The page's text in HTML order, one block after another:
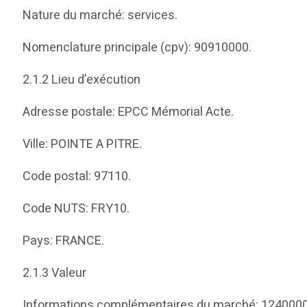
Nature du marché: services.
Nomenclature principale (cpv): 90910000.
2.1.2 Lieu d’exécution
Adresse postale: EPCC Mémorial Acte.
Ville: POINTE A PITRE.
Code postal: 97110.
Code NUTS: FRY10.
Pays: FRANCE.
2.1.3 Valeur